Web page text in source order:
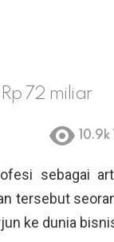
72 miliar
10.9k
sebagai
tersebut
ke dunia